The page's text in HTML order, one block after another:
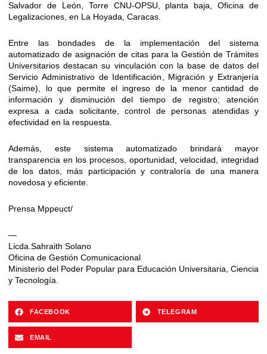
Salvador de León, Torre CNU-OPSU, planta baja, Oficina de
Legalizaciones, en La Hoyada, Caracas.
Entre las bondades de la implementación del sistema
automatizado de asignación de citas para la Gestión de Trámites
Universitarios destacan su vinculación con la base de datos del
Servicio Administrativo de Identificación, Migración y Extranjería
(Saime), lo que permite el ingreso de la menor cantidad de
información y disminución del tiempo de registro; atención
expresa a cada solicitante, control de personas atendidas y
efectividad en la respuesta.
Además, este sistema automatizado brindará mayor
transparencia en los procesos, oportunidad, velocidad, integridad
de los datos, más participación y contraloría de una manera
novedosa y eficiente.
Prensa Mppeuct/
—
Licda.Sahraith Solano
Oficina de Gestión Comunicacional
Ministerio del Poder Popular para Educación Universitaria, Ciencia
y Tecnología.
FACEBOOK TELEGRAM
EMAIL